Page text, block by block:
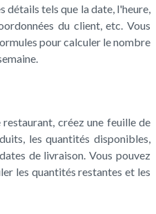
détails tels que la date, l'heure,
du client, etc. Vous
pour calculer le nombre
créez une feuille de
les quantités disponibles,
de livraison. Vous pouvez
les quantités restantes et les